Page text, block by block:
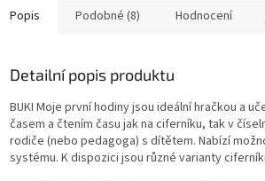
Popis Podobné (8) Hodnocení
Detailní popis produktu
BUKI Moje první hodiny jsou ideální hračkou a
časem a čtením času jak na ciferníku, tak v
rodiče (nebo pedagoga) s dítětem. Nabízí
systému. K dispozici jsou různé varianty